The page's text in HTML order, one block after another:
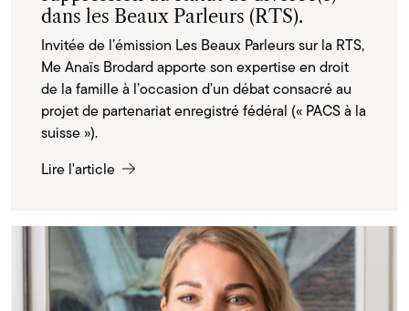
dans les Beaux Parleurs (RTS).
Invitée de l’émission Les Beaux Parleurs sur la RTS,
Me Anaïs Brodard apporte son expertise en droit
de la famille à l’occasion d’un débat consacré au
projet de partenariat enregistré fédéral (« PACS à la
suisse »).
Lire l'article